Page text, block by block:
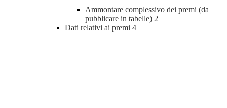
Ammontare complessivo dei premi (da
pubblicare in tabelle) 2
Dati relativi ai premi 4